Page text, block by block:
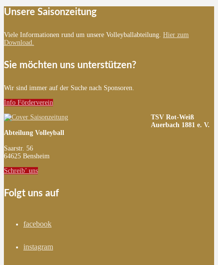
Unsere Saisonzeitung
Viele Informationen rund um unsere Volleyballabteilung. Hier zum
Download.
Sie möchten uns unterstützen?
Wir sind immer auf der Suche nach Sponsoren.
Info Förderverein
TSV Rot-Weiß
Auerbach 1881 e. V.
Abteilung Volleyball
Saarstr. 56
64625 Bensheim
Schreib’ uns
Folgt uns auf
facebook
instagram